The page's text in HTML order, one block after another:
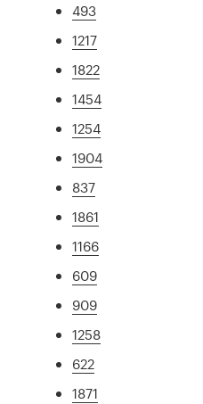
493
1217
1822
1454
1254
1904
837
1861
1166
609
909
1258
622
1871